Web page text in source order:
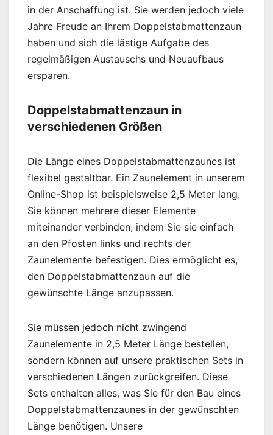
in der Anschaffung ist. Sie werden jedoch viele
Jahre Freude an Ihrem Doppelstabmattenzaun
haben und sich die lästige Aufgabe des
regelmäßigen Austauschs und Neuaufbaus
ersparen.
Doppelstabmattenzaun in
verschiedenen Größen
Die Länge eines Doppelstabmattenzaunes ist
flexibel gestaltbar. Ein Zaunelement in unserem
Online-Shop ist beispielsweise 2,5 Meter lang.
Sie können mehrere dieser Elemente
miteinander verbinden, indem Sie sie einfach
an den Pfosten links und rechts der
Zaunelemente befestigen. Dies ermöglicht es,
den Doppelstabmattenzaun auf die
gewünschte Länge anzupassen.
Sie müssen jedoch nicht zwingend
Zaunelemente in 2,5 Meter Länge bestellen,
sondern können auf unsere praktischen Sets in
verschiedenen Längen zurückgreifen. Diese
Sets enthalten alles, was Sie für den Bau eines
Doppelstabmattenzaunes in der gewünschten
Länge benötigen. Unsere